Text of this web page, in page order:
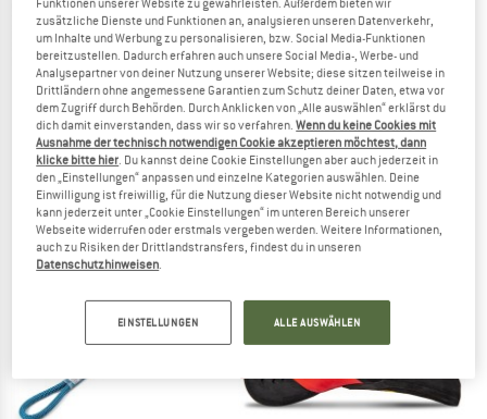
OCUN
Advancer QC
Kletterschuhe
104,95 €94,46 €
4,8(24)
OCUN
Women's Noya Jeans
Kletterhose
89,95 € 71,96 €
4,8(66)
Funktionen unserer Website zu gewährleisten. Außerdem bieten wir
zusätzliche Dienste und Funktionen an, analysieren unseren Datenverkehr,
um Inhalte und Werbung zu personalisieren, bzw. Social Media-Funktionen
bereitzustellen. Dadurch erfahren auch unsere Social Media-, Werbe- und
Analysepartner von deiner Nutzung unserer Website; diese sitzen teilweise in
Drittländern ohne angemessene Garantien zum Schutz deiner Daten, etwa vor
dem Zugriff durch Behörden. Durch Anklicken von „Alle auswählen“ erklärst du
dich damit einverstanden, dass wir so verfahren.Wenn du keine Cookies mit
Ausnahme der technisch notwendigen Cookie akzeptieren möchtest, dann
klicke bitte hier. Du kannst deine Cookie Einstellungen aber auch jederzeit in
den „Einstellungen“ anpassen und einzelne Kategorien auswählen. Deine
Einwilligung ist freiwillig, für die Nutzung dieser Website nicht notwendig und
kann jederzeit unter „Cookie Einstellungen“ im unteren Bereich unserer
Webseite widerrufen oder erstmals vergeben werden. Weitere Informationen,
auch zu Risiken der Drittlandstransfers, findest du in unseren
Datenschutzhinweisen.
EINSTELLUNGEN ALLE AUSWÄHLEN